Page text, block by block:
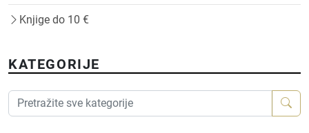
Knjige do 10 €
KATEGORIJE